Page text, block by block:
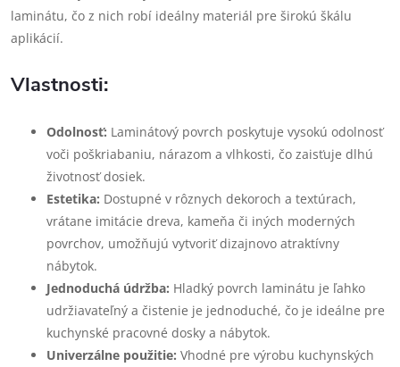
laminátu, čo z nich robí ideálny materiál pre širokú škálu
aplikácií.
Vlastnosti:
Odolnosť: Laminátový povrch poskytuje vysokú odolnosť
voči poškriabaniu, nárazom a vlhkosti, čo zaisťuje dlhú
životnosť dosiek.
Estetika: Dostupné v rôznych dekoroch a textúrach,
vrátane imitácie dreva, kameňa či iných moderných
povrchov, umožňujú vytvoriť dizajnovo atraktívny
nábytok.
Jednoduchá údržba: Hladký povrch laminátu je ľahko
udržiavateľný a čistenie je jednoduché, čo je ideálne pre
kuchynské pracovné dosky a nábytok.
Univerzálne použitie: Vhodné pre výrobu kuchynských